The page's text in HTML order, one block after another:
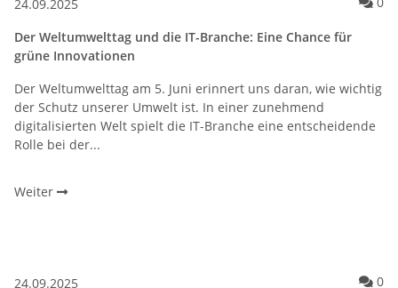
24.09.2025
Der Weltumwelttag und die IT-Branche: Eine Chance für
grüne Innovationen
Der Weltumwelttag am 5. Juni erinnert uns daran, wie wichtig
der Schutz unserer Umwelt ist. In einer zunehmend
digitalisierten Welt spielt die IT-Branche eine entscheidende
Rolle bei der...
Weiter
24.09.2025 0